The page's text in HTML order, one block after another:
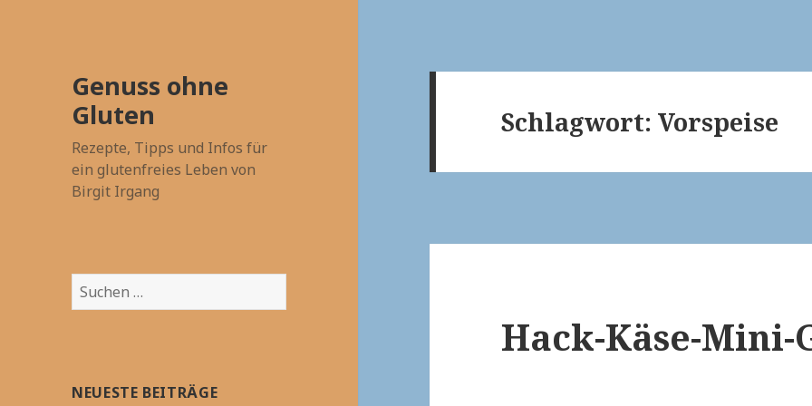
Genuss ohne
Gluten
Rezepte, Tipps und Infos für
ein glutenfreies Leben von
Birgit Irgang
Suchen
nach:
NEUESTE BEITRÄGE
Schlagwort:Vorspeise
Hack-Käse-Mini-